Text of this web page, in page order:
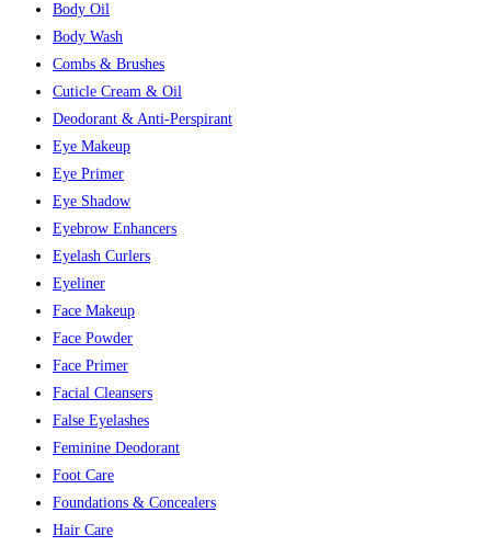
Body Oil
Body Wash
Combs & Brushes
Cuticle Cream & Oil
Deodorant & Anti-Perspirant
Eye Makeup
Eye Primer
Eye Shadow
Eyebrow Enhancers
Eyelash Curlers
Eyeliner
Face Makeup
Face Powder
Face Primer
Facial Cleansers
False Eyelashes
Feminine Deodorant
Foot Care
Foundations & Concealers
Hair Care